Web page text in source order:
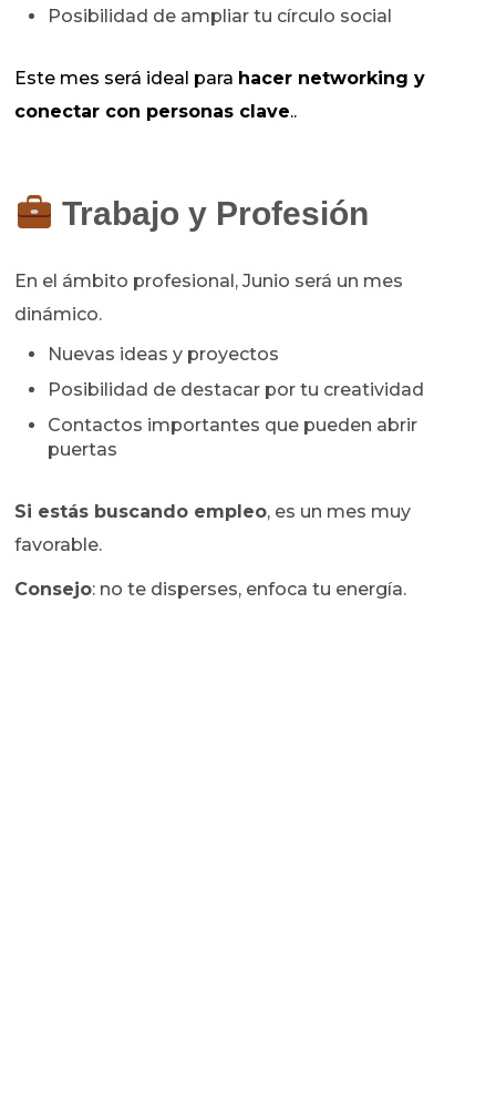
Posibilidad de ampliar tu círculo social
Este mes será ideal para hacer networking y
conectar con personas clave..
Trabajo y Profesión
En el ámbito profesional, Junio será un mes
dinámico.
Nuevas ideas y proyectos
Posibilidad de destacar por tu creatividad
Contactos importantes que pueden abrir
puertas
Si estás buscando empleo, es un mes muy
favorable.
Consejo: no te disperses, enfoca tu energía.